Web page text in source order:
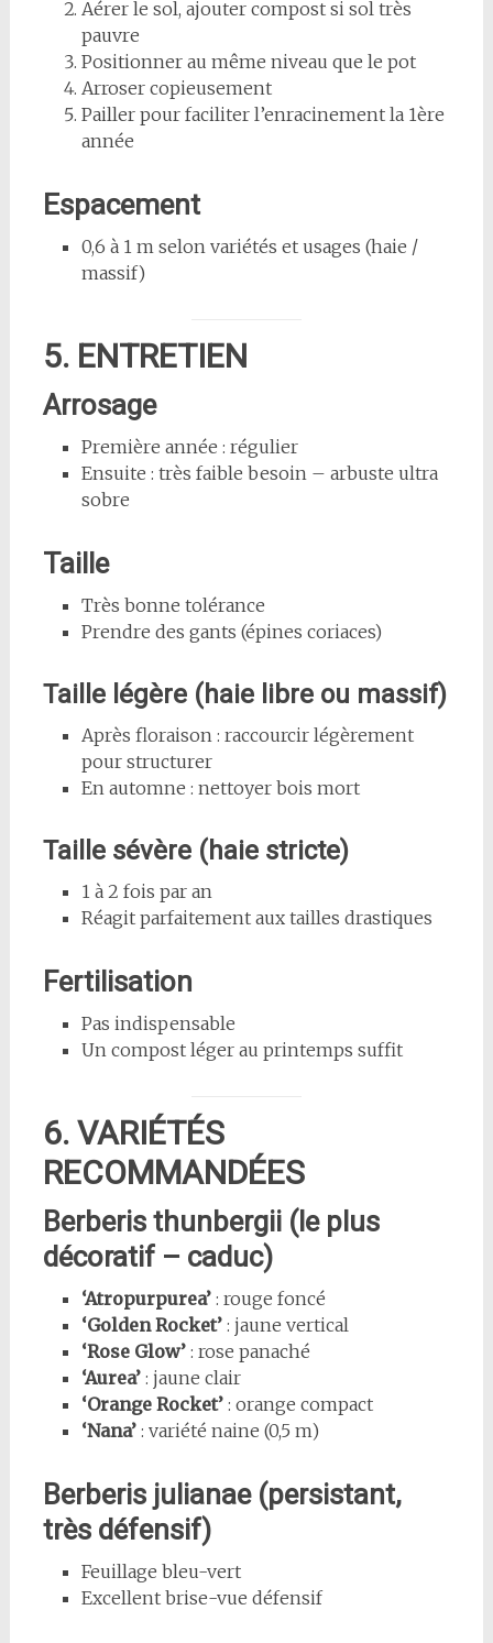
Aérer le sol, ajouter compost si sol très
pauvre
Positionner au même niveau que le pot
Arroser copieusement
Pailler pour faciliter l’enracinement la 1ère
année
Espacement
0,6 à 1 m selon variétés et usages (haie /
massif)
5. ENTRETIEN
Arrosage
Première année : régulier
Ensuite : très faible besoin – arbuste ultra
sobre
Taille
Très bonne tolérance
Prendre des gants (épines coriaces)
Taille légère (haie libre ou massif)
Après floraison : raccourcir légèrement
pour structurer
En automne : nettoyer bois mort
Taille sévère (haie stricte)
1 à 2 fois par an
Réagit parfaitement aux tailles drastiques
Fertilisation
Pas indispensable
Un compost léger au printemps suffit
6. VARIÉTÉS
RECOMMANDÉES
Berberis thunbergii (le plus
décoratif – caduc)
‘Atropurpurea’: rouge foncé
‘Golden Rocket’: jaune vertical
‘Rose Glow’: rose panaché
‘Aurea’: jaune clair
‘Orange Rocket’: orange compact
‘Nana’: variété naine (0,5 m)
Berberis julianae (persistant,
très défensif)
Feuillage bleu-vert
Excellent brise-vue défensif